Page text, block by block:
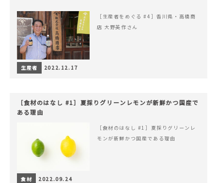
［生産者をめぐる #4］香川県・高橋商
店 大野英作さん
生産者 2022.12.17
［食材のはなし #1］夏採りグリーンレモンが新鮮かつ国産で
ある理由
［食材のはなし #1］夏採りグリーンレ
モンが新鮮かつ国産である理由
食材 2022.09.24